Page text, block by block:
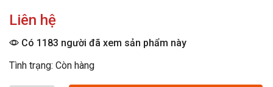
Liên hệ
Có 1183 người đã xem sản phẩm này
Tình trạng: Còn hàng